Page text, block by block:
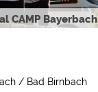
CAMP Bayerbach
/ Bad Birnbach